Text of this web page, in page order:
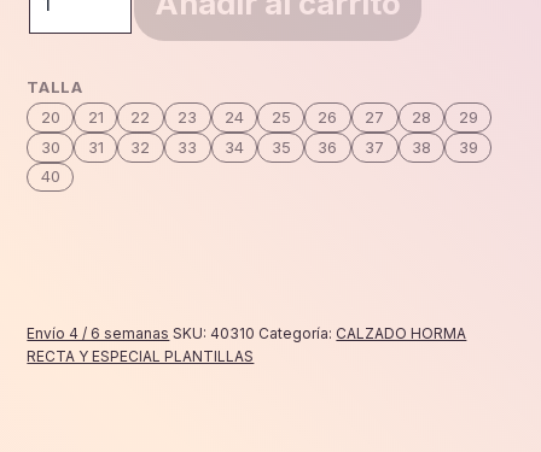
TALLA
20 21 22 23 24 25 26 27 28
29
30
31 32 33 34 35 36 37 38
39
40
horma
cantidad
Envío 4 / 6 semanas SKU:40310 Categoría: CALZADO HORMA
RECTA Y ESPECIAL PLANTILLAS